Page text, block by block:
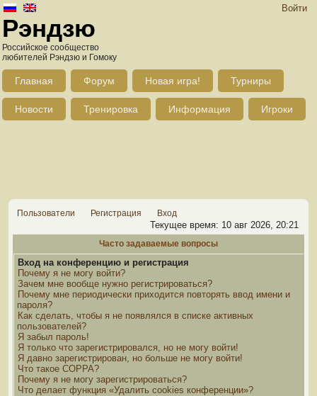
Войти
Рэндзю
Российское сообщество
любителей Рэндзю и Гомоку
Главная Форум Новая игра! Турниры
Новости Тренировка Информация Игроки
Пользователи Регистрация Вход
Текущее время: 10 авг 2026, 20:21
Часто задаваемые вопросы
Вход на конференцию и регистрация
Почему я не могу войти?
Зачем мне вообще нужно регистрироваться?
Почему мне периодически приходится повторять ввод имени и
пароля?
Как сделать, чтобы я не появлялся в списке активных
пользователей?
Я забыл пароль!
Я только что зарегистрировался, но не могу войти!
Я давно зарегистрирован, но больше не могу войти!
Что такое COPPA?
Почему я не могу зарегистрироваться?
Что делает функция «Удалить cookies конференции»?